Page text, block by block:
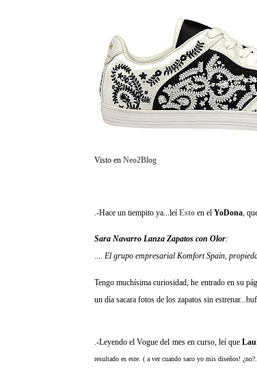
Visto en Neo2Blog
.-Hace un tiempito ya...leí Esto en el YoDona,
Sara Navarro Lanza Zapatos con Olor:
.... El grupo empresarial Komfort Spain,
Tengo muchísima curiosidad, he entrado en su
un día sacara fotos de los zapatos sin
.-Leyendo el Vogue del mes en curso, leí que
resultado es este. ( a ver cuando saco yo mis diseños!